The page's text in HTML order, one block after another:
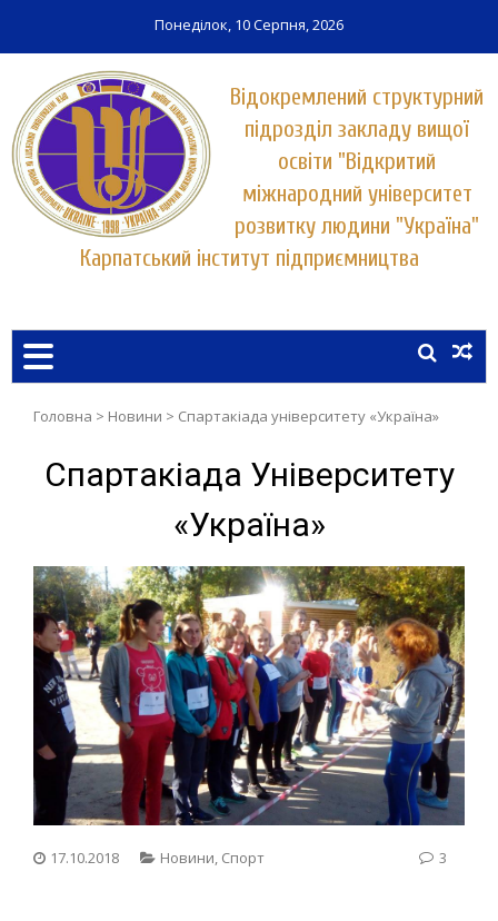
Понеділок, 10 Серпня, 2026
Відокремлений структурний
підрозділ закладу вищої
освіти "Відкритий
міжнародний університет
розвитку людини "Україна"
Карпатський інститут підприємництва
УНІВЕРСИТЕТУ "УКРАЇНА"
Головна > Новини > Спартакіада університету «Україна»
Спартакіада Університету
«Україна»
17.10.2018 Новини, Спорт 3